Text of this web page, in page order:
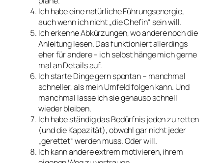
Ich habe eine natürliche Führungsenergie,
auch wenn ich nicht „die Chefin“ sein will.
Ich erkenne Abkürzungen, wo andere noch die
Anleitung lesen. Das funktioniert allerdings
eher für andere – ich selbst hänge mich gerne
mal an Details auf.
Ich starte Dinge gern spontan – manchmal
schneller, als mein Umfeld folgen kann. Und
manchmal lasse ich sie genauso schnell
wieder bleiben.
Ich habe ständig das Bedürfnis jeden zu retten
(und die Kapazität), obwohl gar nicht jeder
„gerettet“ werden muss. Oder will.
Ich kann andere extrem motivieren, ihrem